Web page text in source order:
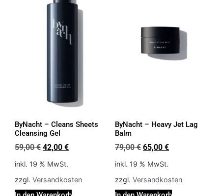
ByNacht – Cleans Sheets
Cleansing Gel
59,00€ 42,00 €
inkl. 19 % MwSt.
zzgl. Versandkosten
ByNacht – Heavy Jet Lag
Balm
79,00€ 65,00 €
inkl. 19 % MwSt.
zzgl. Versandkosten